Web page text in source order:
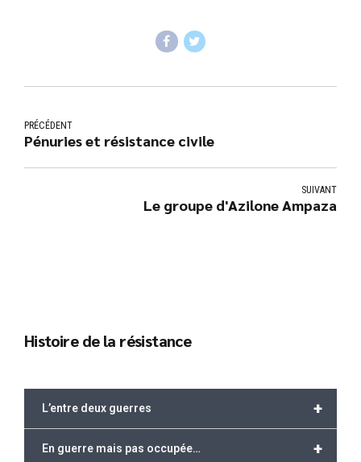
PRÉCÉDENT
Pénuries et résistance civile
SUIVANT
Le groupe d'Azilone Ampaza
Histoire de la résistance
+
L’entre deux guerres
+
En guerre mais pas occupée…